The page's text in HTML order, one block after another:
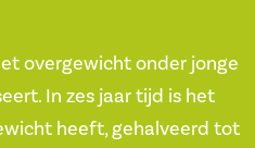
overgewicht onder jonge
In zes jaar tijd is het
heeft, gehalveerd tot